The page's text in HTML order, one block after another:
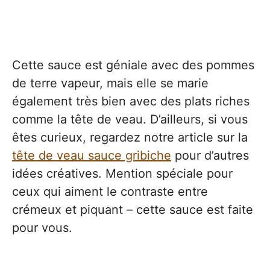
Cette sauce est géniale avec des pommes
de terre vapeur, mais elle se marie
également très bien avec des plats riches
comme la tête de veau. D’ailleurs, si vous
êtes curieux, regardez notre article sur la
tête de veau sauce gribiche pour d’autres
idées créatives. Mention spéciale pour
ceux qui aiment le contraste entre
crémeux et piquant – cette sauce est faite
pour vous.